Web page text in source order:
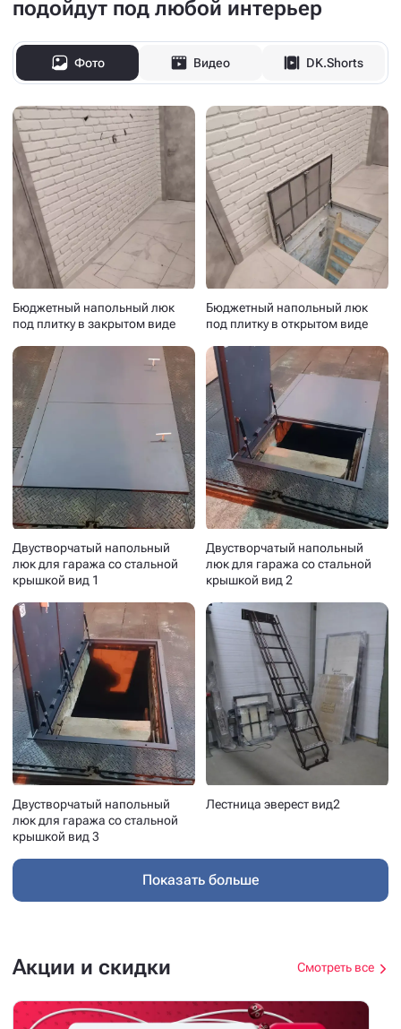
подойдут под любой интерьер
Фото Видео DK.Shorts
Бюджетный напольный люк
под плитку в закрытом виде
Бюджетный напольный люк
под плитку в открытом виде
Двустворчатый напольный
люк для гаража со стальной
крышкой вид 1
Двустворчатый напольный
люк для гаража со стальной
крышкой вид 2
Двустворчатый напольный
люк для гаража со стальной
крышкой вид 3
Лестница эверест вид2
Показать больше
Акции и скидки Смотреть все